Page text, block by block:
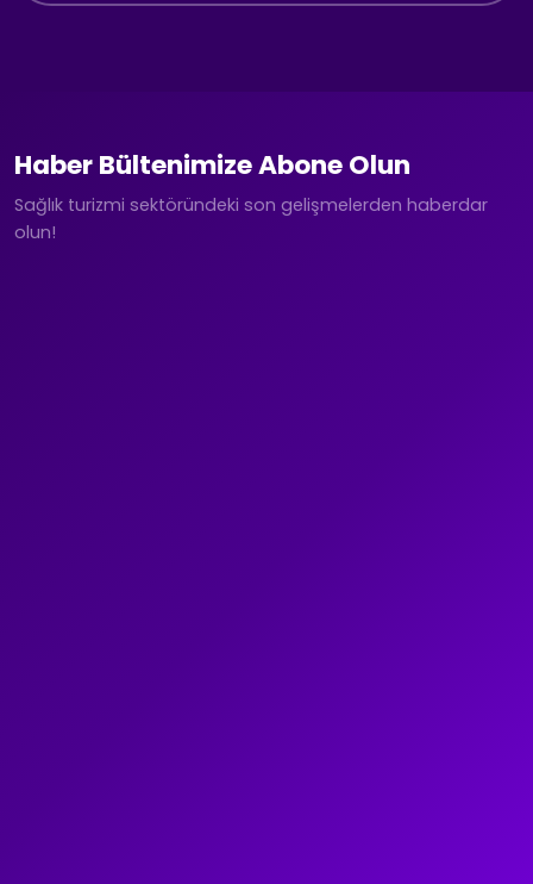
Haber Bültenimize Abone Olun
Sağlık turizmi sektöründeki son gelişmelerden haberdar
olun!